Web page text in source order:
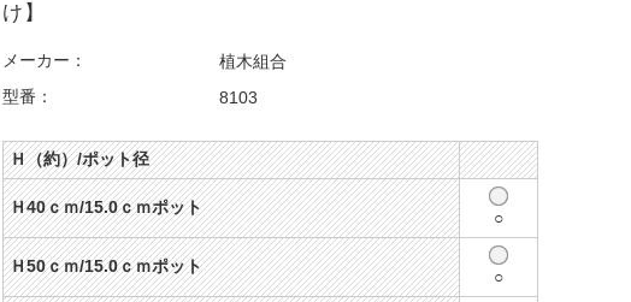
け】
メーカー：
植木組合
型番：
8103
Ｈ（約）/ポット径
Ｈ40ｃｍ/15.0ｃｍポット
○
Ｈ50ｃｍ/15.0ｃｍポット
○